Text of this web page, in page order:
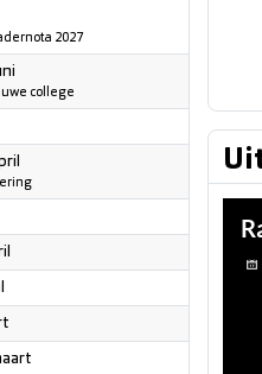
2027
college